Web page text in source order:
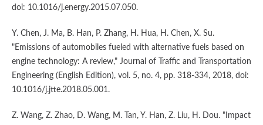
doi: 10.1016/j.energy.2015.07.050.
Y. Chen, J. Ma, B. Han, P. Zhang, H. Hua, H. Chen, X. Su.
"Emissions of automobiles fueled with alternative fuels based on
engine technology: A review," Journal of Traffic and Transportation
Engineering (English Edition), vol. 5, no. 4, pp. 318-334, 2018, doi:
10.1016/j.jtte.2018.05.001.
Z. Wang, Z. Zhao, D. Wang, M. Tan, Y. Han, Z. Liu, H. Dou. "Impact